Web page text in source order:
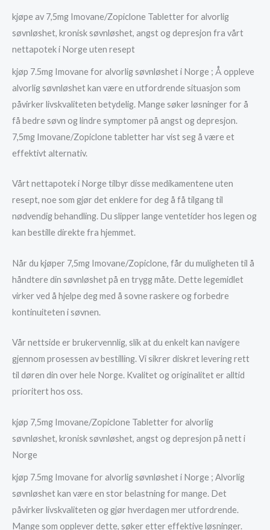
kjøpe av 7,5mg Imovane/Zopiclone Tabletter for alvorlig
søvnløshet, kronisk søvnløshet, angst og depresjon fra vårt
nettapotek i Norge uten resept
kjøp 7.5mg Imovane for alvorlig søvnløshet i Norge ; Å oppleve
alvorlig søvnløshet kan være en utfordrende situasjon som
påvirker livskvaliteten betydelig. Mange søker løsninger for å
få bedre søvn og lindre symptomer på angst og depresjon.
7,5mg Imovane/Zopiclone tabletter har vist seg å være et
effektivt alternativ.
Vårt nettapotek i Norge tilbyr disse medikamentene uten
resept, noe som gjør det enklere for deg å få tilgang til
nødvendig behandling. Du slipper lange ventetider hos legen og
kan bestille direkte fra hjemmet.
Når du kjøper 7,5mg Imovane/Zopiclone, får du muligheten til å
håndtere din søvnløshet på en trygg måte. Dette legemidlet
virker ved å hjelpe deg med å sovne raskere og forbedre
kontinuiteten i søvnen.
Vår nettside er brukervennlig, slik at du enkelt kan navigere
gjennom prosessen av bestilling. Vi sikrer diskret levering rett
til døren din over hele Norge. Kvalitet og originalitet er alltid
prioritert hos oss.
kjøp 7,5mg Imovane/Zopiclone Tabletter for alvorlig
søvnløshet, kronisk søvnløshet, angst og depresjon på nett i
Norge
kjøp 7.5mg Imovane for alvorlig søvnløshet i Norge ; Alvorlig
søvnløshet kan være en stor belastning for mange. Det
påvirker livskvaliteten og gjør hverdagen mer utfordrende.
Mange som opplever dette, søker etter effektive løsninger.